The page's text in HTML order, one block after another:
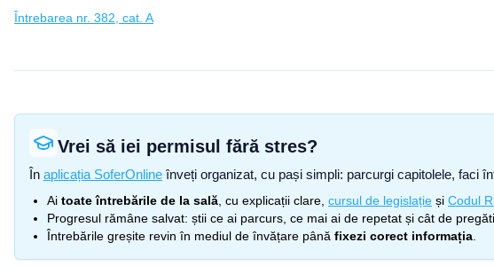
Întrebarea nr. 382, cat. A
Vrei să iei permisul fără stres?
În aplicația SoferOnline înveți organizat, cu pași simpli: parcurgi capitolele, faci
Ai toate întrebările de la sală , cu explicații clare, cursul de legislație și Codul
Progresul rămâne salvat: știi ce ai parcurs, ce mai ai de repetat și cât de
Întrebările greșite revin în mediul de învățare până fixezi corect informația